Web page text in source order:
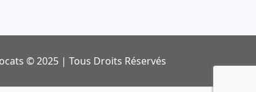
© 2025 | Tous Droits Réservés